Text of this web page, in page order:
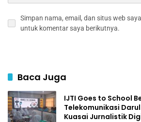
Simpan nama, email, dan situs web
untuk komentar saya berikutnya.
Baca Juga
IJTI Goes to School
Telekomunikasi
Kuasai Jurnalistik